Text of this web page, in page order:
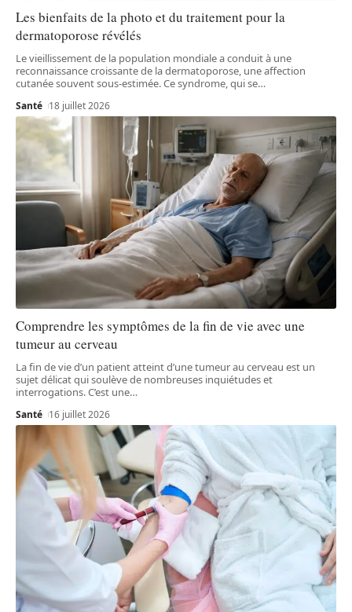
Les bienfaits de la photo et du traitement pour la
dermatoporose révélés
Le vieillissement de la population mondiale a conduit à une
reconnaissance croissante de la dermatoporose, une affection
cutanée souvent sous-estimée. Ce syndrome, qui se…
Santé 18 juillet 2026
Comprendre les symptômes de la fin de vie avec une
tumeur au cerveau
La fin de vie d’un patient atteint d’une tumeur au cerveau est un
sujet délicat qui soulève de nombreuses inquiétudes et
interrogations. C’est une…
Santé 16 juillet 2026